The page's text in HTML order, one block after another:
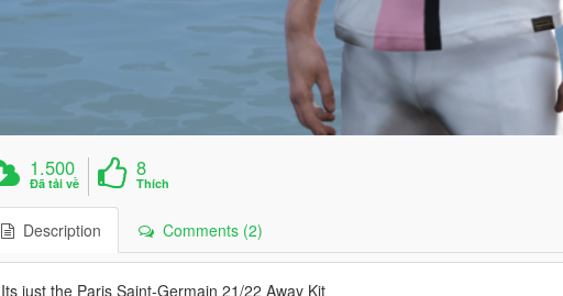
1.500
Đã tải về
8
Thích
Description Comments (2)
Its just the Paris Saint-Germain 21/22 Away Kit